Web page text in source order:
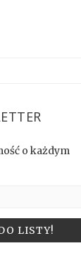
o każdym